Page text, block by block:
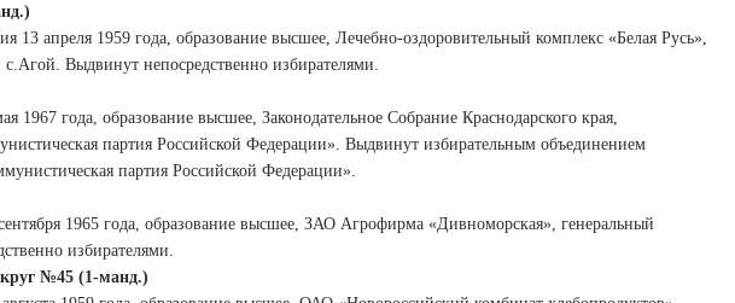
1959 года, образование высшее, Лечебно-оздоровительный комплекс «Белая Русь»,
Выдвинут непосредственно избирателями.
года, образование высшее, Законодательное Собрание Краснодарского края,
партия Российской Федерации». Выдвинут избирательным объединением
партия Российской Федерации».
1965 года, образование высшее, ЗАО Агрофирма «Дивноморская», генеральный
избирателями.
№45 (1-манд.)